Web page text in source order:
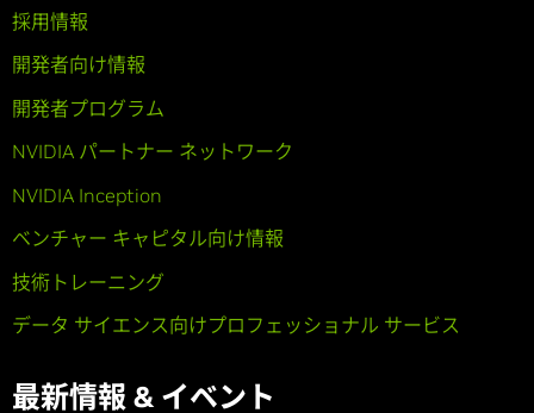
採用情報
開発者向け情報
開発者プログラム
NVIDIA パートナー ネットワーク
NVIDIA Inception
ベンチャー キャピタル向け情報
技術トレーニング
データ サイエンス向けプロフェッショナル サービス
最新情報 & イベント